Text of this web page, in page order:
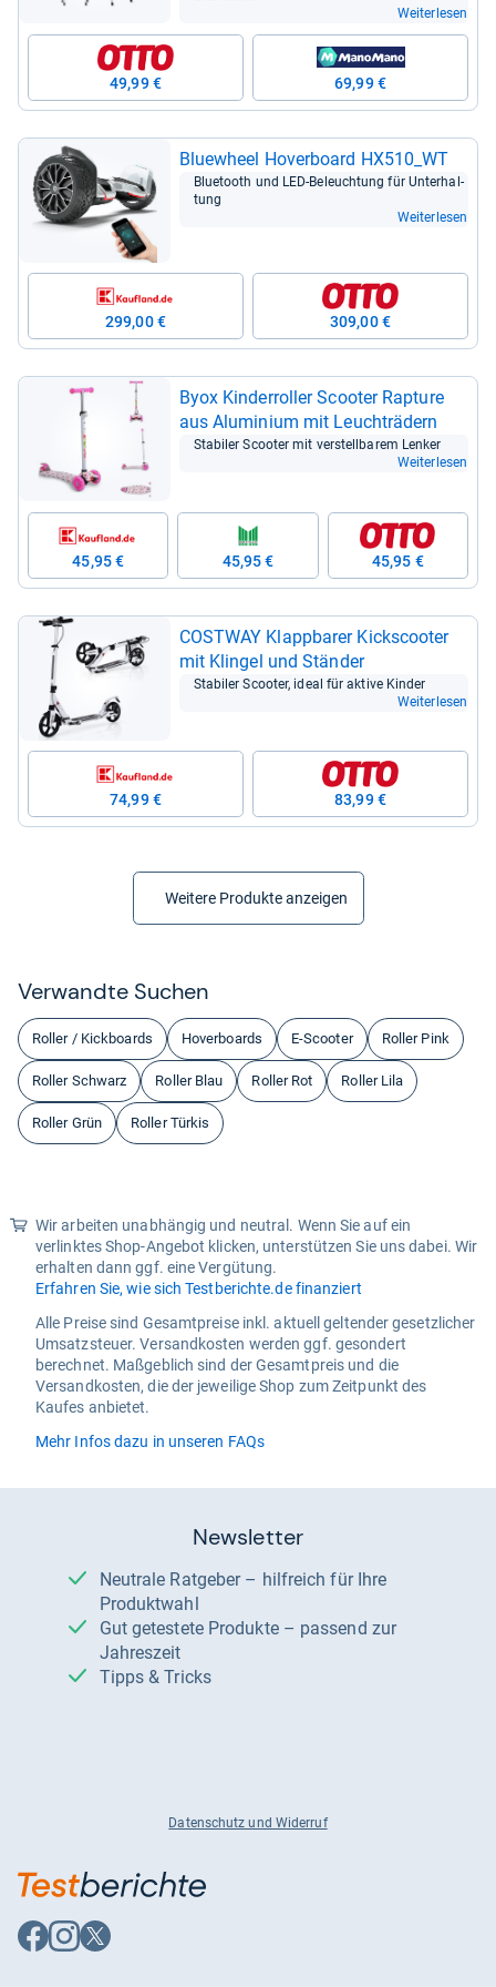
Weiterlesen
49,99 € 69,99 €
Blue­wheel Hover­board HX510_WT
Blue­tooth und LED-​Beleuch­tung für Unter­hal­
tung
Weiterlesen
299,00 € 309,00 €
Byox Kin­der­rol­ler Scoo­ter Rap­ture
aus Alu­mi­nium mit Leuchträ­dern
Sta­bi­ler Scoo­ter mit ver­stell­ba­rem Len­ker
Weiterlesen
45,95 € 45,95 € 45,95 €
COST­WAY Klapp­ba­rer Kicks­coo­ter
mit Klin­gel und Stän­der
Sta­bi­ler Scoo­ter, ideal für aktive Kin­der
Weiterlesen
74,99 € 83,99 €
Weitere Produkte anzeigen
Ver­wandte Suchen
Roller / Kickboards Hoverboards E-Scooter Roller Pink
Roller Schwarz Roller Blau Roller Rot Roller Lila
Roller Grün Roller Türkis
Wir arbeiten unabhängig und neutral. Wenn Sie auf ein
verlinktes Shop-Angebot klicken, unterstützen Sie uns dabei. Wir
erhalten dann ggf. eine Vergütung.
Erfahren Sie, wie sich Testberichte.de finanziert
Alle Preise sind Gesamtpreise inkl. aktuell geltender gesetzlicher
Umsatzsteuer. Versandkosten werden ggf. gesondert
berechnet. Maßgeblich sind der Gesamtpreis und die
Versandkosten, die der jeweilige Shop zum Zeitpunkt des
Kaufes anbietet.
Mehr Infos dazu in unseren FAQs
Newsletter
Neutrale Ratgeber – hilfreich für Ihre
Produktwahl
Gut getestete Produkte – passend zur
Jahreszeit
Tipps & Tricks
Datenschutz und Widerruf
Auf
Facebook
Auf
Instagram
Auf
X